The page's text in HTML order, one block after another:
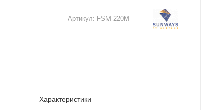
Артикул: FSM-220M
Характеристики